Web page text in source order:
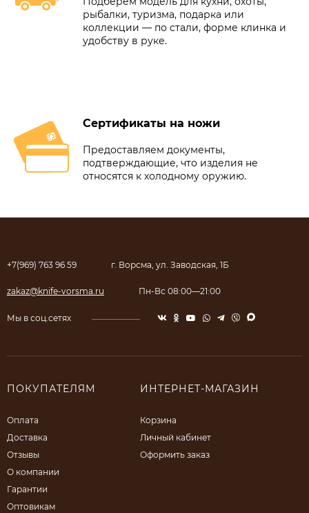
рыбалки, туризма, подарка или
коллекции — по стали, форме клинка и
удобству в руке.
Сертификаты на ножи
Предоставляем документы,
подтверждающие, что изделия не
относятся к холодному оружию.
+7(969) 763 96 59 г. Ворсма, ул. Заводская, 1Б
zakaz@knife-vorsma.ru Пн-Вс 08:00—21:00
Мы в соц.сетях
ПОКУПАТЕЛЯМ
Оплата
Доставка
Отзывы
О компании
Гарантии
Оптовикам
ИНТЕРНЕТ-МАГАЗИН
Корзина
Личный кабинет
Оформить заказ